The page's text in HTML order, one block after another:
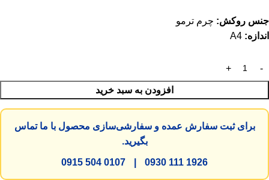
جنس روکش: چرم ترمو
اندازه:
افزودن به سبد خرید
برای ثبت سفارش عمده و سفارشی‌سازی محصول با ما تماس
بگیرید.
0915 504 0107 0930 111 1926